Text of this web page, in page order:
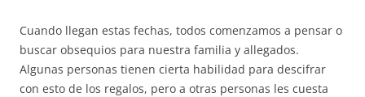
Cuando llegan estas fechas, todos comenzamos a pensar o
buscar obsequios para nuestra familia y allegados.
Algunas personas tienen cierta habilidad para descifrar
con esto de los regalos, pero a otras personas les cuesta